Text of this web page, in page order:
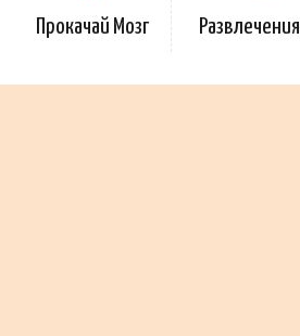
Прокачай Мозг Развлечения